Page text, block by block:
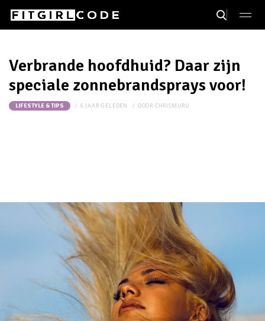
Verbrande hoofdhuid? Daar zijn
speciale zonnebrandsprays voor!
LIFESTYLE & TIPS 6 JAAR GELEDEN DOOR CHRISMURU